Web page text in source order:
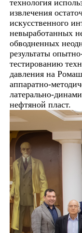
технология
извлечения
искусственного
невыработанных
обводненных
результаты
тестированию
давления на
аппаратно-
латерально-
нефтяной пласт.